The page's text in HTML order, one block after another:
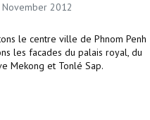
November 2012
le centre ville de Phnom Penh
les facades du palais royal, du
Mekong et Tonlé Sap.